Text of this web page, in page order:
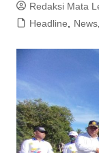
Redaksi Mata
Headline
News,